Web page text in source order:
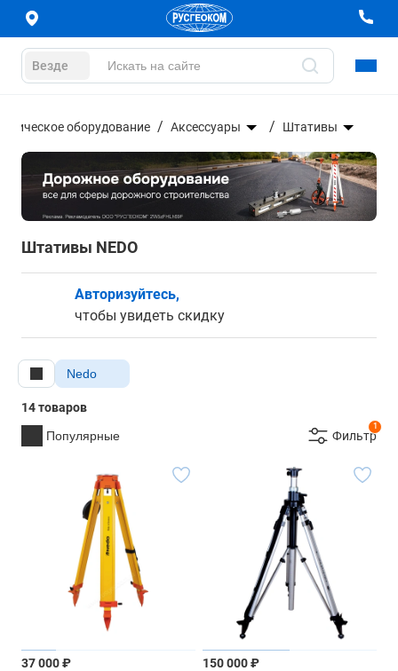
Везде
оборудование Аксессуары Штативы
Штативы NEDO
Авторизуйтесь,
чтобы увидеть скидку
Nedo
14 товаров
Популярные
1
Фильтр
37 000 ₽
150 000 ₽